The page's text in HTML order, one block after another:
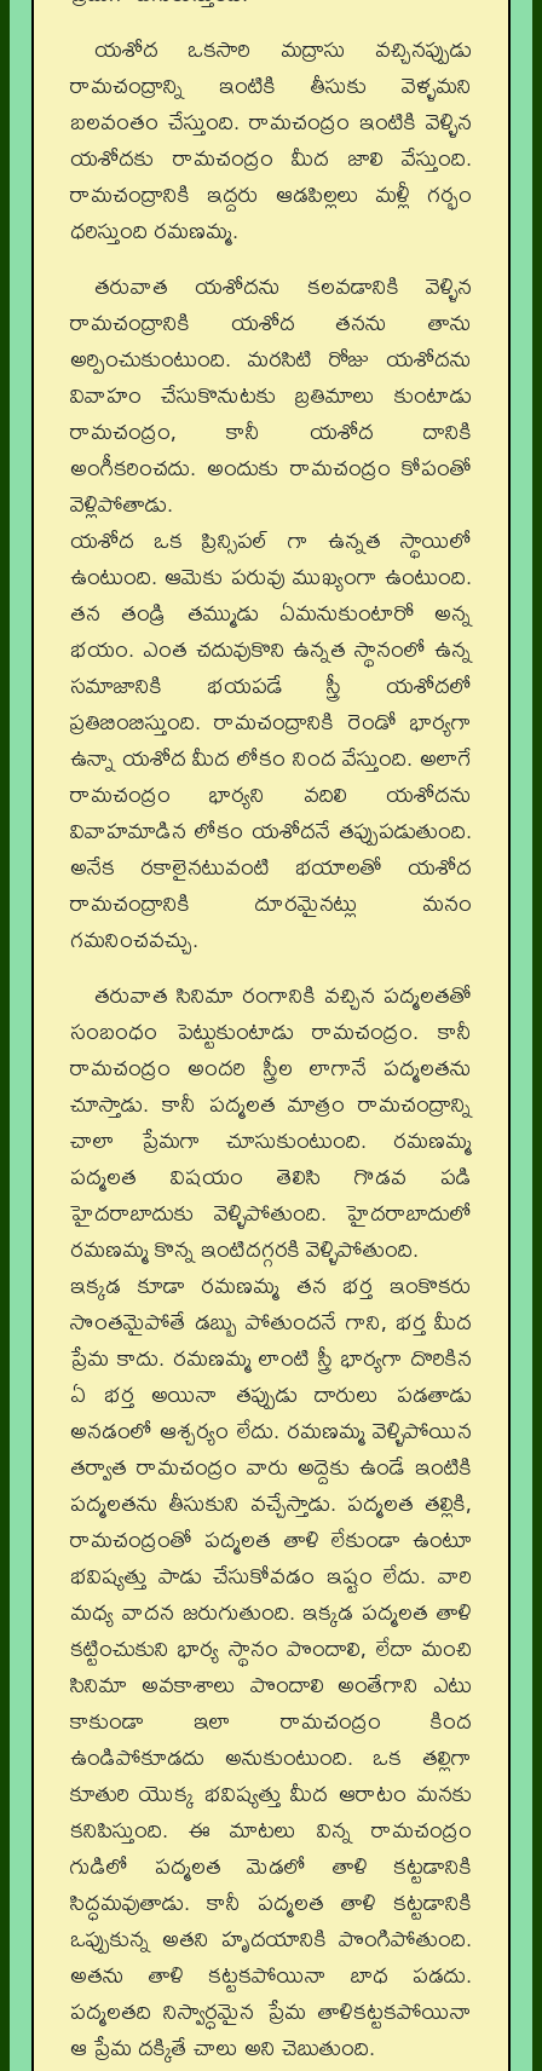
యశోద ఒకసారి మద్రాసు వచ్చినప్పుడు
రామచంద్రాన్ని ఇంటికి తీసుకు వెళ్ళమని
బలవంతం చేస్తుంది. రామచంద్రం ఇంటికి వెళ్ళిన
యశోదకు రామచంద్రం మీద జాలి వేస్తుంది.
రామచంద్రానికి ఇద్దరు ఆడపిల్లలు మళ్లీ గర్భం
ధరిస్తుంది రమణమ్మ.
తరువాత యశోదను కలవడానికి వెళ్ళిన
రామచంద్రానికి యశోద తనను తాను
అర్పించుకుంటుంది. మరసిటి రోజు యశోదను
వివాహం చేసుకొనుటకు బ్రతిమాలు కుంటాడు
రామచంద్రం, కానీ యశోద దానికి
అంగీకరించదు. అందుకు రామచంద్రం కోపంతో
వెళ్లిపోతాడు.
యశోద ఒక ప్రిన్సిపల్ గా ఉన్నత స్థాయిలో
ఉంటుంది. ఆమెకు పరువు ముఖ్యంగా ఉంటుంది.
తన తండ్రి తమ్ముడు ఏమనుకుంటారో అన్న
భయం. ఎంత చదువుకొని ఉన్నత స్థానంలో ఉన్న
సమాజానికి భయపడే స్త్రీ యశోదలో
ప్రతిబింబిస్తుంది. రామచంద్రానికి రెండో భార్యగా
ఉన్నా యశోద మీద లోకం నింద వేస్తుంది. అలాగే
రామచంద్రం భార్యని వదిలి యశోదను
వివాహమాడిన లోకం యశోదనే తప్పుపడుతుంది.
అనేక రకాలైనటువంటి భయాలతో యశోద
రామచంద్రానికి దూరమైనట్లు మనం
గమనించవచ్చు.
తరువాత సినిమా రంగానికి వచ్చిన పద్మలతతో
సంబంధం పెట్టుకుంటాడు రామచంద్రం. కానీ
రామచంద్రం అందరి స్త్రీల లాగానే పద్మలతను
చూస్తాడు. కానీ పద్మలత మాత్రం రామచంద్రాన్ని
చాలా ప్రేమగా చూసుకుంటుంది. రమణమ్మ
పద్మలత విషయం తెలిసి గొడవ పడి
హైదరాబాదుకు వెళ్ళిపోతుంది. హైదరాబాదులో
రమణమ్మ కొన్న ఇంటిదగ్గరకి వెళ్ళిపోతుంది.
ఇక్కడ కూడా రమణమ్మ తన భర్త ఇంకొకరు
సొంతమైపోతే డబ్బు పోతుందనే గాని, భర్త మీద
ప్రేమ కాదు. రమణమ్మ లాంటి స్త్రీ భార్యగా దొరికిన
ఏ భర్త అయినా తప్పుడు దారులు పడతాడు
అనడంలో ఆశ్చర్యం లేదు. రమణమ్మ వెళ్ళిపోయిన
తర్వాత రామచంద్రం వారు అద్దెకు ఉండే ఇంటికి
పద్మలతను తీసుకుని వచ్చేస్తాడు. పద్మలత తల్లికి,
రామచంద్రంతో పద్మలత తాళి లేకుండా ఉంటూ
భవిష్యత్తు పాడు చేసుకోవడం ఇష్టం లేదు. వారి
మధ్య వాదన జరుగుతుంది. ఇక్కడ పద్మలత తాళి
కట్టించుకుని భార్య స్థానం పొందాలి, లేదా మంచి
సినిమా అవకాశాలు పొందాలి అంతేగాని ఎటు
కాకుండా ఇలా రామచంద్రం కింద
ఉండిపోకూడదు అనుకుంటుంది. ఒక తల్లిగా
కూతురి యొక్క భవిష్యత్తు మీద ఆరాటం మనకు
కనిపిస్తుంది. ఈ మాటలు విన్న రామచంద్రం
గుడిలో పద్మలత మెడలో తాళి కట్టడానికి
సిద్ధమవుతాడు. కానీ పద్మలత తాళి కట్టడానికి
ఒప్పుకున్న అతని హృదయానికి పొంగిపోతుంది.
అతను తాళి కట్టకపోయినా బాధ పడదు.
పద్మలతది నిస్వార్ధమైన ప్రేమ తాళికట్టకపోయినా
ఆ ప్రేమ దక్కితే చాలు అని చెబుతుంది.